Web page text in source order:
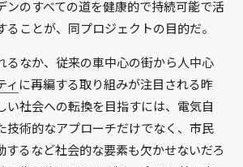
ンのすべての道を健康的で持続可能で活
ることが、同プロジェクトの目的だ。
るなか、従来の車中心の街から人中心
ィ に再編する取り組みが注目される昨
い社会への転換を目指すには、電気自
技術的なアプローチだけでなく、市民
するなど社会的な要素も欠かせないだろ